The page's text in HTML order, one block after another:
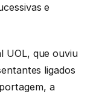
e
UOL, que ouviu
ligados
a